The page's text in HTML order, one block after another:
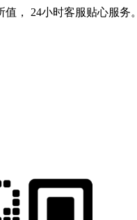
， 24小时客服贴心服务。